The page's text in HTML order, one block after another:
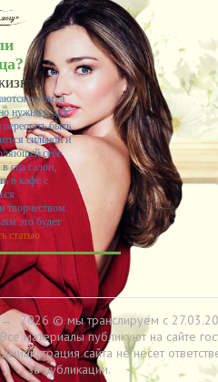
о том, а
нужно и для
быть
сильной и
себе
спа салон,
в кафе с
творчеством.
это будет
статью
2026 © мы транслируем с
материалы публикуют на сайте
сайта не несет
за публикации.